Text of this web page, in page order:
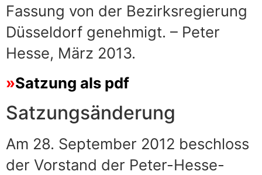
Fassung von der Bezirksregierung
Düsseldorf genehmigt. – Peter
Hesse, März 2013.
Satzung als pdf
Satzungsänderung
Am 28. September 2012 beschloss
der Vorstand der Peter-Hesse-